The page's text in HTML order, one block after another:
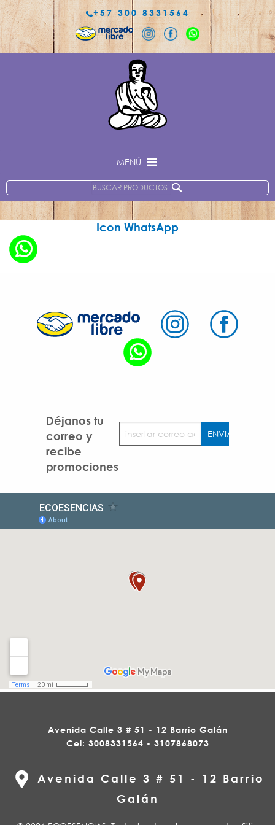
+57 300 8331564
MENÚ
Buscar
por:
Icon WhatsApp
Déjanos tu
correo y
recibe
promociones
Avenida Calle 3 # 51 - 12 Barrio Galán
Cel: 3008331564 - 3107868073
Avenida Calle 3 # 51 - 12 Barrio
Galán